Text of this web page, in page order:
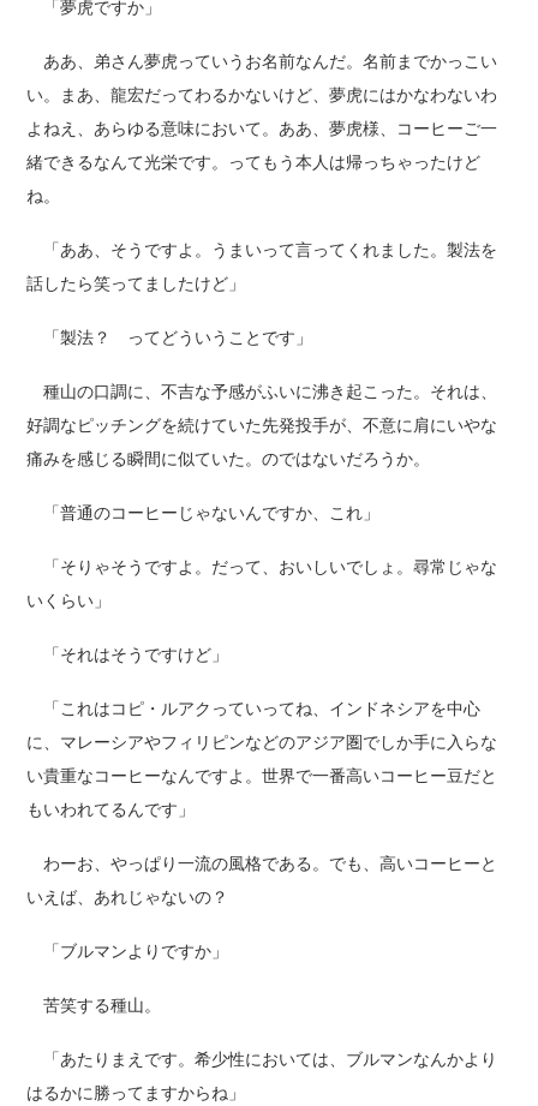
「夢虎ですか」
ああ、弟さん夢虎っていうお名前なんだ。名前までかっこい
い。まあ、龍宏だってわるかないけど、夢虎にはかなわないわ
よねえ、あらゆる意味において。ああ、夢虎様、コーヒーご一
緒できるなんて光栄です。ってもう本人は帰っちゃったけど
ね。
「ああ、そうですよ。うまいって言ってくれました。製法を
話したら笑ってましたけど」
「製法？ ってどういうことです」
種山の口調に、不吉な予感がふいに沸き起こった。それは、
好調なピッチングを続けていた先発投手が、不意に肩にいやな
痛みを感じる瞬間に似ていた。のではないだろうか。
「普通のコーヒーじゃないんですか、これ」
「そりゃそうですよ。だって、おいしいでしょ。尋常じゃな
いくらい」
「それはそうですけど」
「これはコピ・ルアクっていってね、インドネシアを中心
に、マレーシアやフィリピンなどのアジア圏でしか手に入らな
い貴重なコーヒーなんですよ。世界で一番高いコーヒー豆だと
もいわれてるんです」
わーお、やっぱり一流の風格である。でも、高いコーヒーと
いえば、あれじゃないの？
「ブルマンよりですか」
苦笑する種山。
「あたりまえです。希少性においては、ブルマンなんかより
はるかに勝ってますからね」